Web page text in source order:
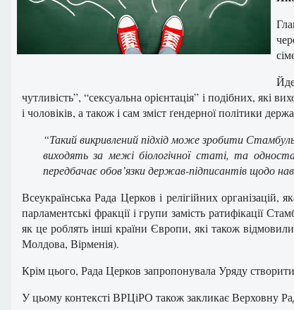
чутливість”, “сексуальна орієнтація” і подібних, які
і чоловіків, а також і сам зміст ґендерної політики
“Такий викривлений підхід може зробити
виходять за межі біологічної статі, та
передбачає обов’язки держав-підписантів щодо
Всеукраїнська Рада Церков і релігійних організацій,
парламентські фракції і групи замість ратифікації
як це роблять інші країни Європи, які також
Молдова, Вірменія).
Крім цього, Рада Церков запропонувала Уряду
У цьому контексті ВРЦіРО також закликає Верховну